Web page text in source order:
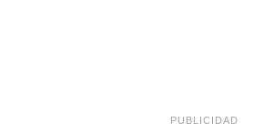
PUBLICIDAD